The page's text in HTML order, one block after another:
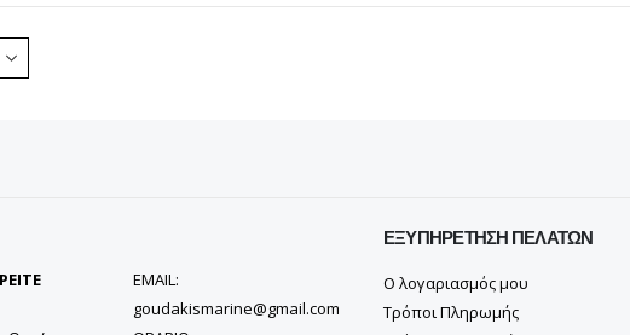
EMAIL:
goudakismarine@gmail.com
ΕΞΥΠΗΡΈΤΗΣΗ ΠΕΛΑΤΏΝ
Ο λογαριασμός μου
Τρόποι Πληρωμής